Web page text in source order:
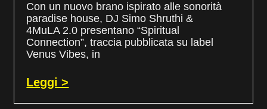
Con un nuovo brano ispirato alle sonorità
paradise house, DJ Simo Shruthi &
4MuLA 2.0 presentano “Spiritual
Connection”, traccia pubblicata su label
Venus Vibes, in
Leggi >